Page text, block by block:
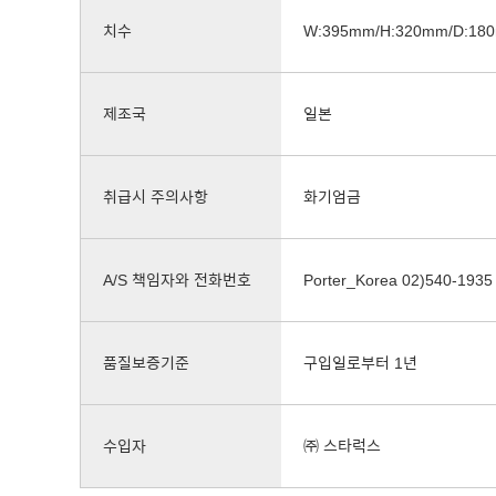
치수 W:395mm/H:320mm/
제조국 일본
취급시 주의사항 화기엄금
A/S 책임자와 전화번호 Porter_Korea 02)540-1935
품질보증기준 구입일로부터 1년
수입자 ㈜ 스타럭스